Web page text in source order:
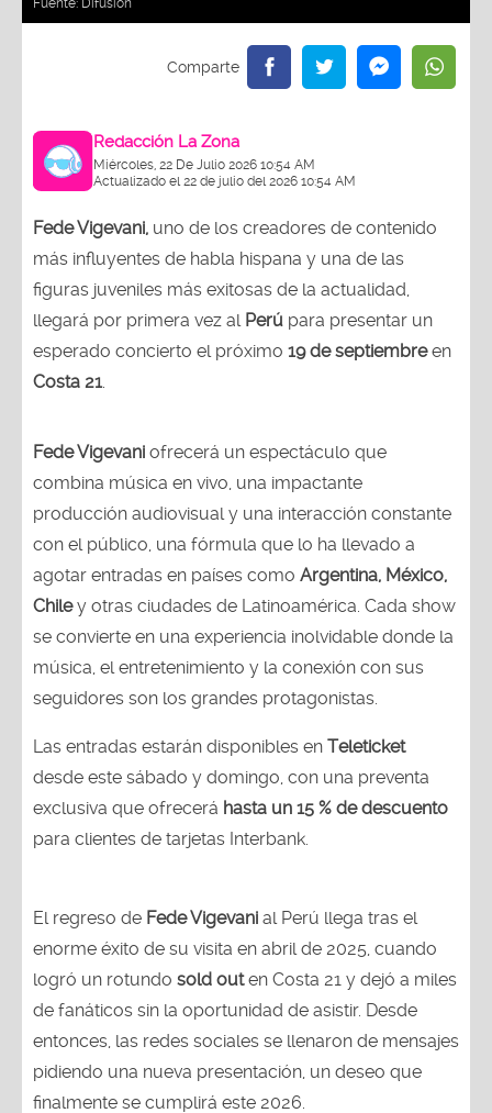
Redacción La Zona
Miércoles, 22 De Julio 2026 10:54 AM
Actualizado el 22 de julio del 2026 10:54 AM
Fede Vigevani, uno de los creadores de contenido
más influyentes de habla hispana y una de las
figuras juveniles más exitosas de la actualidad,
llegará por primera vez al Perú para presentar un
esperado concierto el próximo 19 de septiembreen
Costa 21
Fede Vigevani ofrecerá un espectáculo que
combina música en vivo, una impactante
producción audiovisual y una interacción constante
con el público, una fórmula que lo ha llevado a
agotar entradas en países como Argentina, México,
Chiley otras ciudades de Latinoamérica. Cada show
se convierte en una experiencia inolvidable donde la
música, el entretenimiento y la conexión con sus
seguidores son los grandes protagonistas.
Las entradas estarán disponibles en Teleticket
desde este sábado y domingo, con una preventa
exclusiva que ofrecerá hasta un 15 % de descuento
para clientes de tarjetas Interbank.
El regreso de Fede Vigevani al Perú llega tras el
enorme éxito de su visita en abril de 2025, cuando
logró un rotundo sold outen Costa 21 y dejó a miles
de fanáticos sin la oportunidad de asistir. Desde
entonces, las redes sociales se llenaron de mensajes
pidiendo una nueva presentación, un deseo que
finalmente se cumplirá este 2026.